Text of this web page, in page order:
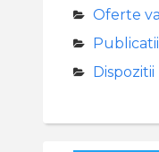
Oferte
Dispozitii